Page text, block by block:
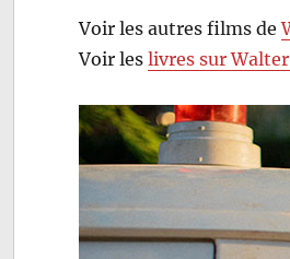
Voir les autres films de
Voir leslivres sur